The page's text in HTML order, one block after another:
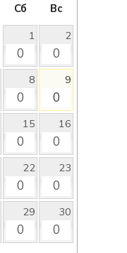
Сб
Вс
1
0
2
0
8
0
9
0
15
0
16
0
22
0
23
0
29
0
30
0